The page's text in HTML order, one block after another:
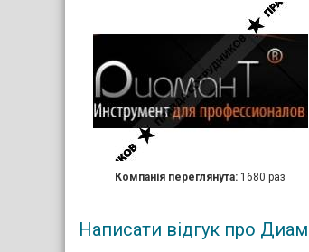
Компанія переглянута: 1680 раз
Написати відгук про